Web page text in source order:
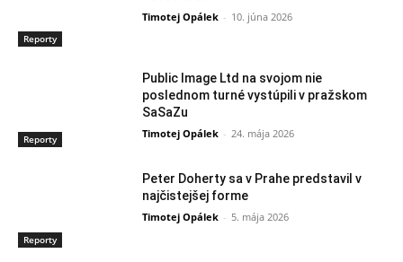
Reporty
Timotej Opálek - 10. júna 2026
Reporty
Public Image Ltd na svojom nie
poslednom turné vystúpili v pražskom
SaSaZu
Timotej Opálek - 24. mája 2026
Reporty
Peter Doherty sa v Prahe predstavil v
najčistejšej forme
Timotej Opálek - 5. mája 2026